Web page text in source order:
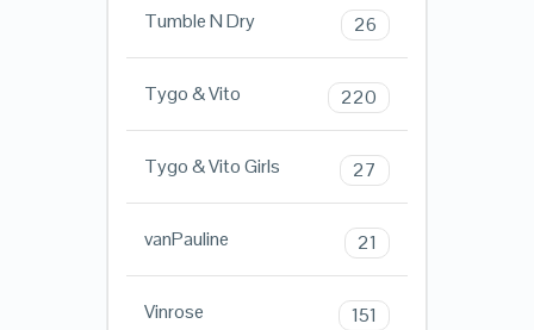
Tumble N Dry 26
Tygo & Vito 220
Tygo & Vito Girls 27
vanPauline 21
Vinrose 151